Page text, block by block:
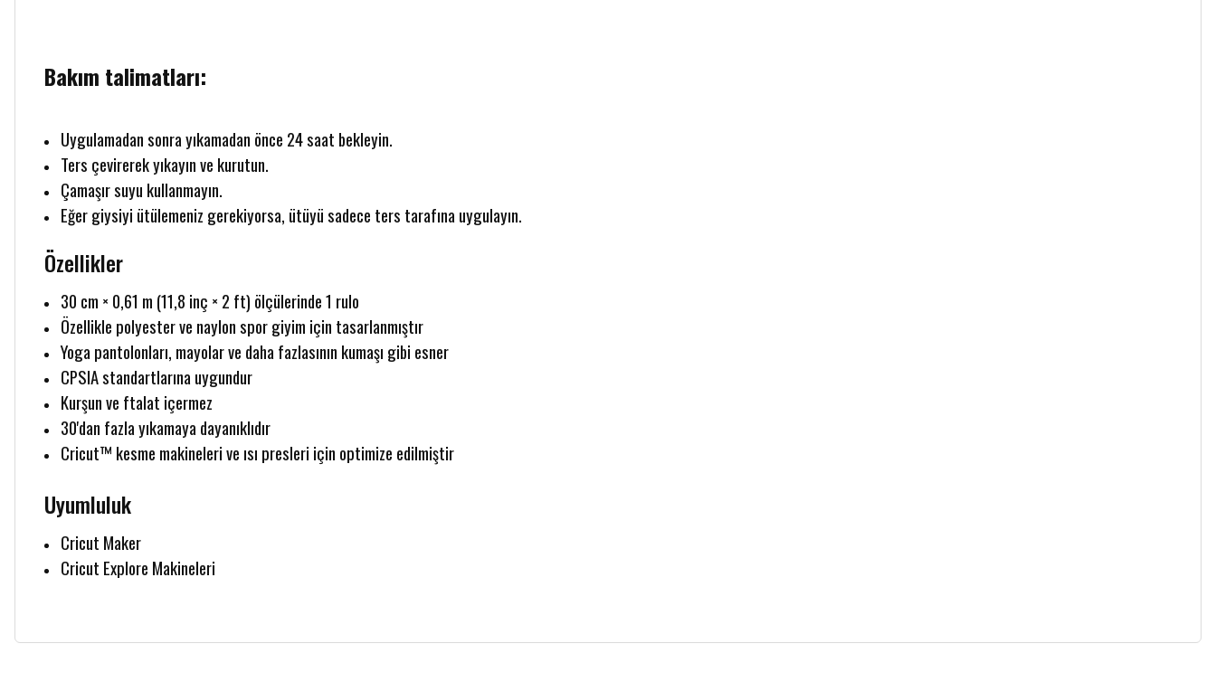
Bakım talimatları:
Uygulamadan sonra yıkamadan önce 24 saat bekleyin.
Ters çevirerek yıkayın ve kurutun.
Çamaşır suyu kullanmayın.
Eğer giysiyi ütülemeniz gerekiyorsa, ütüyü sadece ters tarafına uygulayın.
Özellikler
30 cm × 0,61 m (11,8 inç × 2 ft) ölçülerinde 1 rulo
Özellikle polyester ve naylon spor giyim için tasarlanmıştır
Yoga pantolonları, mayolar ve daha fazlasının kumaşı gibi esner
CPSIA standartlarına uygundur
Kurşun ve ftalat içermez
30'dan fazla yıkamaya dayanıklıdır
Cricut™ kesme makineleri ve ısı presleri için optimize edilmiştir
Uyumluluk
Cricut Maker
Cricut Explore Makineleri